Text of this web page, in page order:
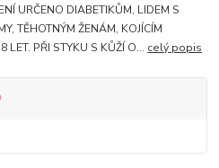
URČENO DIABETIKŮM, LIDEM S
TĚHOTNÝM ŽENÁM, KOJÍCÍM
LET. PŘI STYKU S KŮŽÍ O... celý popis